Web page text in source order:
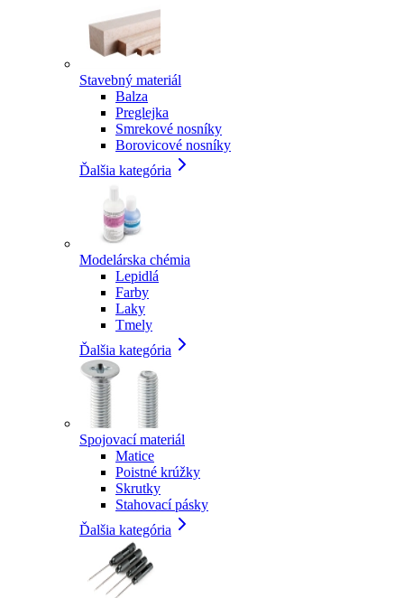
Stavebný materiál
Balza
Preglejka
Smrekové nosníky
Borovicové nosníky
Ďalšia kategória
Modelárska chémia
Lepidlá
Farby
Laky
Tmely
Ďalšia kategória
Spojovací materiál
Matice
Poistné krúžky
Skrutky
Stahovací pásky
Ďalšia kategória